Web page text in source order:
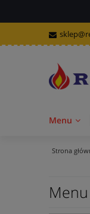
Menu
Strona
Menu